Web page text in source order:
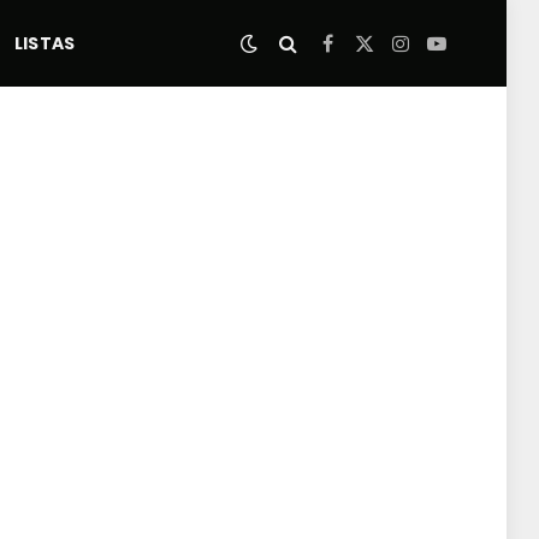
LISTAS Facebook
X
Instagram
YouTube